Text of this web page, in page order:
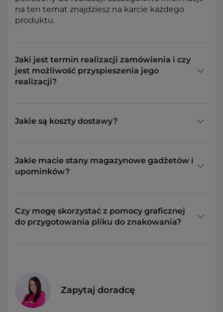
na ten temat znajdziesz na karcie każdego
produktu.
Jaki jest termin realizacji zamówienia i czy
jest możliwość przyspieszenia jego
realizacji?
Jakie są koszty dostawy?
Jakie macie stany magazynowe gadżetów i
upominków?
Czy mogę skorzystać z pomocy graficznej
do przygotowania pliku do znakowania?
Zapytaj doradcę